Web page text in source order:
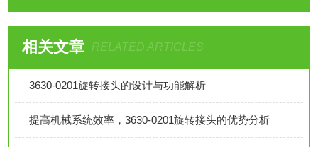
相关文章 RELATED ARTICLES
3630-0201旋转接头的设计与功能解析
提高机械系统效率，3630-0201旋转接头的优势分析